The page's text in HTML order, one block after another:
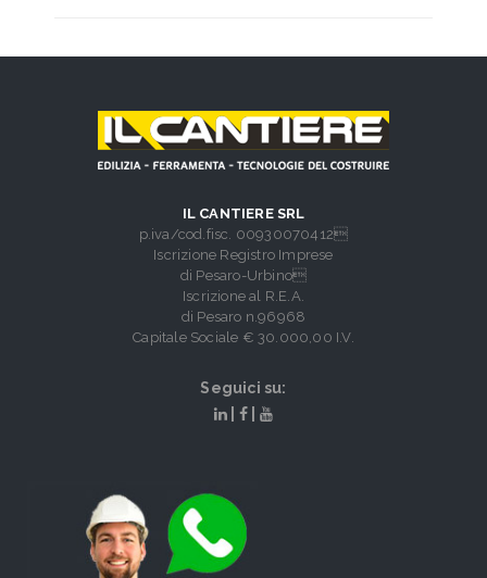
IL CANTIERE SRL
p.iva/cod.fisc. 00930070412
Iscrizione Registro Imprese
di Pesaro-Urbino
Iscrizione al R.E.A.
di Pesaro n.96968
Capitale Sociale € 30.000,00 I.V.
Seguici su: